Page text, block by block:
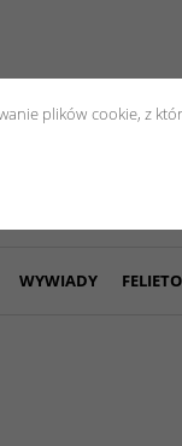
plików cookie, z
WYWIADY